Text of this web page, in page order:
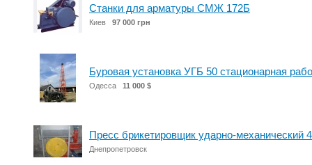
Станки для арматуры СМЖ 172Б
Киев 97 000 грн
Буровая установка УГБ 50 стационарная
Одесса 11 000 $
Пресс брикетировщик ударно-механический
Днепропетровск